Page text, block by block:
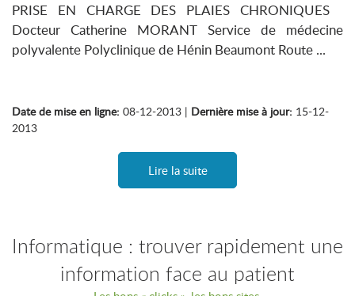
PRISE EN CHARGE DES PLAIES CHRONIQUES
Docteur Catherine MORANT Service de médecine
polyvalente Polyclinique de Hénin Beaumont Route ...
Date de mise en ligne: 08-12-2013 | Dernière mise à jour: 15-12-
2013
Lire la suite
Informatique : trouver rapidement une
information face au patient